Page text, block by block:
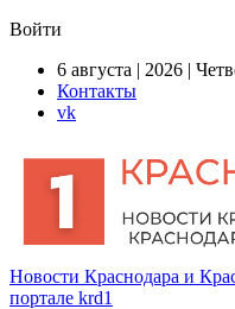
Войти
6 августа | 2026 |
Контакты
vk
Новости Краснодара и
портале krd1